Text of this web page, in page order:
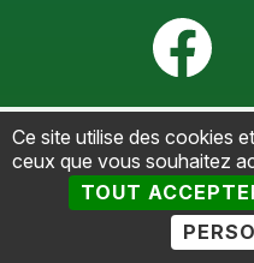
Mentions légales-
Accessibilté-Plan du site
haut de page
Ce site utilise des cookies
ceux que vous souhaitez
TOUT